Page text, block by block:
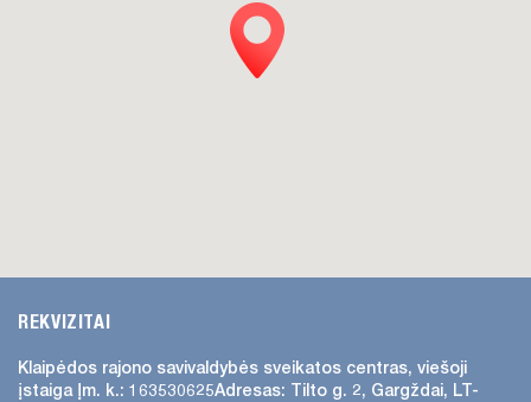
REKVIZITAI
Klaipėdos rajono savivaldybės sveikatos centras, viešoji
įstaigaĮm. k.: 163530625Adresas: Tilto g. 2, Gargždai, LT-